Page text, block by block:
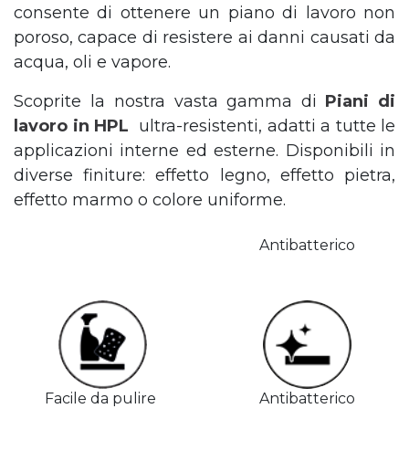
consente di ottenere un piano di lavoro non
poroso, capace di resistere ai danni causati da
acqua, oli e vapore.
Scoprite la nostra vasta gamma di Piani di
lavoro in HPL ultra-resistenti, adatti a tutte le
applicazioni interne ed esterne. Disponibili in
diverse finiture: effetto legno, effetto pietra,
effetto marmo o colore uniforme.
Facile da pulire
Antibatterico
Antibatterico​